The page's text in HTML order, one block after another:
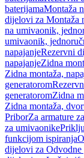
baterijamaMontaža
dijelovi za Montaža
na umivaonik,
umivaonik,
napajanjeRezervni
napajanjeZidna
Zidna montaža,
generatorom
generatoromZidna
Zidna montaža,
PriborZa armature
za umivaonike
funkcijom ispiranja
dijelovi za Odvodne